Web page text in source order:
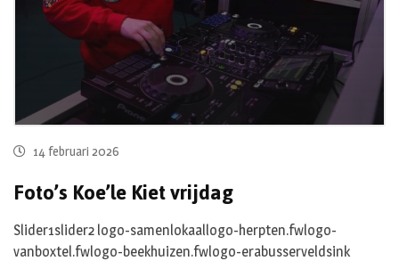
14 februari 2026
Foto’s Koe’le Kiet vrijdag
Slider1slider2 logo-samenlokaallogo-herpten.fwlogo-
vanboxtel.fwlogo-beekhuizen.fwlogo-erabusserveldsink